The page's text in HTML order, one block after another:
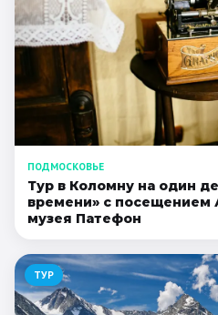
ПОДМОСКОВЬЕ
Тур в Коломну на один
времени» с посещением
музея Патефон
ТУР